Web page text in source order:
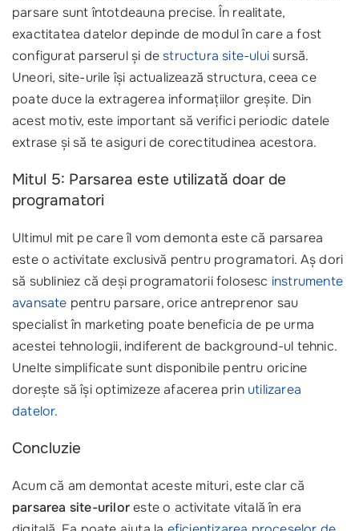
parsare sunt întotdeauna precise. În realitate,
exactitatea datelor depinde de modul în care a fost
configurat parserul și destructura site-uluisursă.
Uneori, site-urile își actualizează structura, ceea ce
poate duce la extragerea informațiilor greșite. Din
acest motiv, este important să verifici periodic datele
extrase și să te asiguri de corectitudinea acestora.
Mitul 5: Parsarea este utilizată doar de
programatori
Ultimul mit pe care îl vom demonta este că parsarea
este o activitate exclusivă pentru programatori. Aș dori
să subliniez că deși programatorii folosesc instrumente
avansate pentru parsare, orice antreprenor sau
specialist în marketing poate beneficia de pe urma
acestei tehnologii, indiferent de background-ul tehnic.
Unelte simplificate sunt disponibile pentru oricine
dorește să își optimizeze afacerea prin utilizarea
datelor. ‍
Concluzie
Acum că am demontat aceste mituri, este clar că
parsarea site-uriloreste o activitate vitală în era